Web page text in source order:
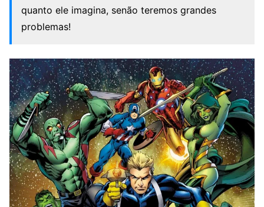
quanto ele imagina, senão teremos grandes
problemas!